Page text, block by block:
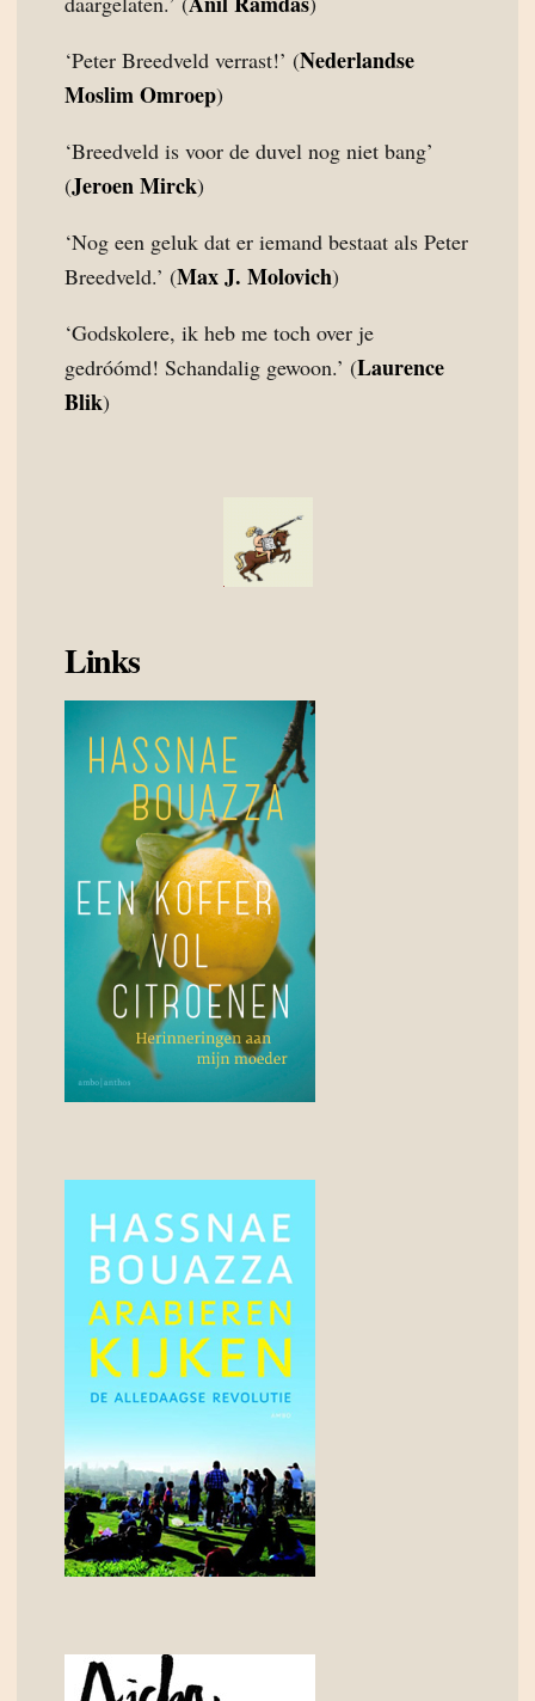
‘Peter Breedveld verrast!’ (Nederlandse
Moslim Omroep)
‘Breedveld is voor de duvel nog niet bang’
(Jeroen Mirck)
‘Nog een geluk dat er iemand bestaat als Peter
Breedveld.’ (Max J. Molovich)
‘Godskolere, ik heb me toch over je
gedróómd! Schandalig gewoon.’ (Laurence
Blik)
Links